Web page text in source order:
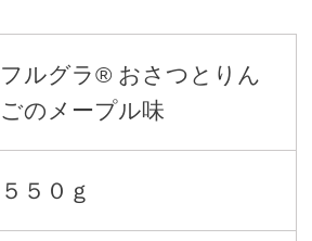
フルグラ® おさつとりん
ごのメープル味
５５０ｇ